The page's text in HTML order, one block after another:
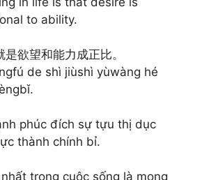
to ability.
欲望和能力成正比。
de shì jiùshì yùwàng hé
phúc đích sự tựu thị dục
thành chính bỉ.
trong cuộc sống là mong